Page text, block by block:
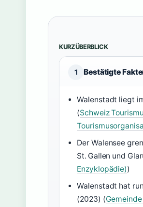
KURZÜBERBLICK
1 Bestätigte
Walenstadt liegt
(Schweiz
Der Walensee
St. Gallen und
Enzyklopädie))
Walenstadt hat
(2023) (